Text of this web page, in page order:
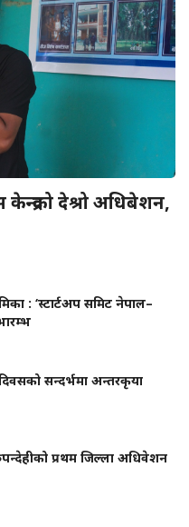
देश्रो अधिबेशन,
: ‘स्टार्टअप समिट नेपाल–
सन्दर्भमा अन्तरकृया
प्रथम जिल्ला अधिवेशन